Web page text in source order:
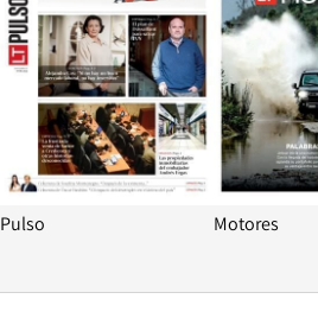
Pulso Motores